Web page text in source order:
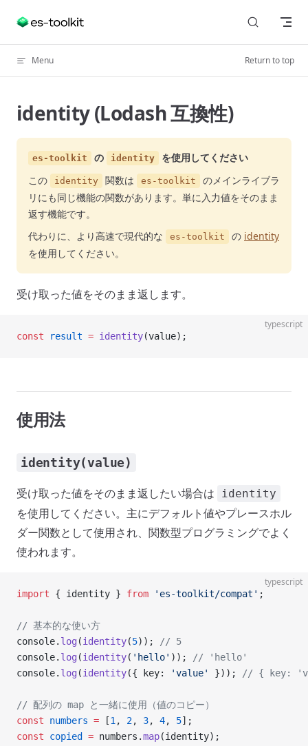
Skip to content
Menu Return to top
identity (Lodash 互換性)
es-toolkit の identity
を使用してください
この
identity 関数は es-toolkit
のメインライブラ
リにも同じ機能の関数があります。単に入力値をそのまま
返す機能です。
代わりに、より高速で現代的な
es-toolkit の identity
を使用してください。
受け取った値をそのまま返します。
typescript
const result = identity(value);
使用法
identity(value)
受け取った値をそのまま返したい場合は identity
を使用してください。主にデフォルト値やプレースホル
ダー関数として使用され、関数型プログラミングでよく
使われます。
typescript
import { identity } from 'es-toolkit/compat' ;
// 基本的な使い方
console. log (identity(5));
// 5
console. log (identity( 'hello' ));
// 'hello'
console. log (identity({ key: 'value' })); // { key:
// 配列の map と一緒に使用（値のコピー）
const numbers = [1 , 2, 3, 4, 5];
const copied = numbers.map(identity);